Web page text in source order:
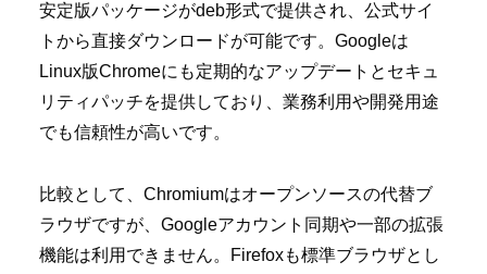
安定版パッケージがdeb形式で提供され、公式サイ
トから直接ダウンロードが可能です。Googleは
Linux版Chromeにも定期的なアップデートとセキュ
リティパッチを提供しており、業務利用や開発用途
でも信頼性が高いです。
比較として、Chromiumはオープンソースの代替ブ
ラウザですが、Googleアカウント同期や一部の拡張
機能は利用できません。Firefoxも標準ブラウザとし